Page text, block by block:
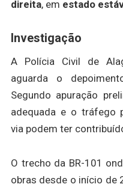
direita, em estado
Investigação
A Polícia Civil de
aguarda o
Segundo apuração
adequada e o tráfego
via podem ter
O trecho da BR-101
obras desde o início de